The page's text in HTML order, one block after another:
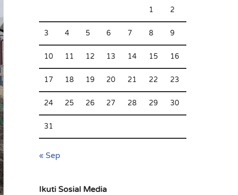
1 2
3 4 5 6 7 8 9
10 11 12 13 14 15 16
17 18 19 20 21 22 23
24 25 26 27 28 29 30
31
« Sep
Ikuti Sosial Media